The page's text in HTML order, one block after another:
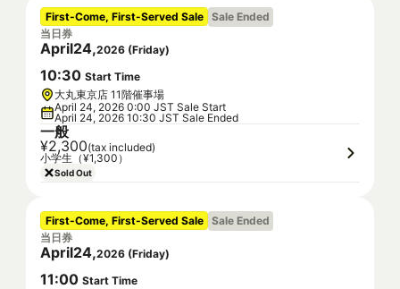
First-Come, First-Served Sale Sale Ended
当日券
April24,2026 (Friday)
10:30 Start Time
大丸東京店 11階催事場
April 24, 2026 0:00 JST Sale Start
April 24, 2026 10:30 JST Sale Ended
一般
¥2,300(tax included)
小学生（¥1,300）
Sold Out
First-Come, First-Served Sale Sale Ended
当日券
April24,2026 (Friday)
11:00 Start Time